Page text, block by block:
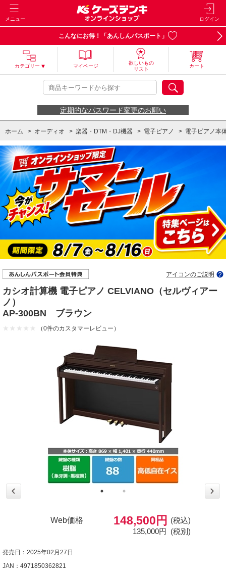
メニュー ログイン
こんなにお得！「あんしんパスポート」
カテゴリー マイページ
欲しいもの
リスト
カート
定期的なパスワード変更のお願い
ホーム > オーディオ > 楽器・DTM・DJ機器 > 電子ピアノ > 電子ピアノ本
ホーム > カー用品・ホビー・アウトドア他
アイコンのご説明
カシオ計算機 電子ピアノ CELVIANO（セルヴィアー
ノ）
AP-300BN ブラウン
（0件のカスタマーレビュー）
Web価格 148,500円
(税込)
135,000円 (税別)
発売日：2025年02月27日
JAN：4971850362821